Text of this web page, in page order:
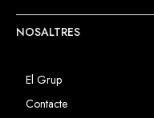
NOSALTRES
El Grup
Contacte